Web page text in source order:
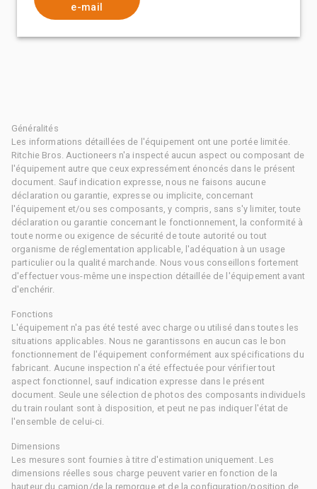
e-mail
Généralités
Les informations détaillées de l'équipement ont une portée limitée.
Ritchie Bros. Auctioneers n'a inspecté aucun aspect ou composant de
l'équipement autre que ceux expressément énoncés dans le présent
document. Sauf indication expresse, nous ne faisons aucune
déclaration ou garantie, expresse ou implicite, concernant
l'équipement et/ou ses composants, y compris, sans s'y limiter, toute
déclaration ou garantie concernant le fonctionnement, la conformité à
toute norme ou exigence de sécurité de toute autorité ou tout
organisme de réglementation applicable, l'adéquation à un usage
particulier ou la qualité marchande. Nous vous conseillons fortement
d'effectuer vous-même une inspection détaillée de l'équipement avant
d'enchérir.
Fonctions
L'équipement n'a pas été testé avec charge ou utilisé dans toutes les
situations applicables. Nous ne garantissons en aucun cas le bon
fonctionnement de l'équipement conformément aux spécifications du
fabricant. Aucune inspection n'a été effectuée pour vérifier tout
aspect fonctionnel, sauf indication expresse dans le présent
document. Seule une sélection de photos des composants individuels
du train roulant sont à disposition, et peut ne pas indiquer l'état de
l'ensemble de celui-ci.
Dimensions
Les mesures sont fournies à titre d'estimation uniquement. Les
dimensions réelles sous charge peuvent varier en fonction de la
hauteur du camion/de la remorque et de la configuration/position de